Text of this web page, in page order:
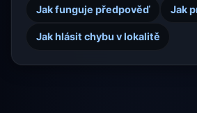
Jak funguje předpověď Jak
Jak hlásit chybu v lokalitě